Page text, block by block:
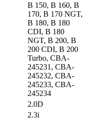
B 150, B 160, B
170, B 170 NGT,
B 180, B 180
CDI, B 180
NGT, B 200, B
200 CDI, B 200
Turbo, CBA-
245231, CBA-
245232, CBA-
245233, CBA-
245234
2.0D
2.3i